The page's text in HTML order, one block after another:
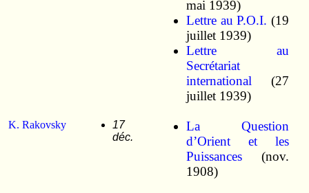
mai 1939)
Lettre au P.O.I. (19
juillet 1939)
Lettre au
Secrétariat
international (27
juillet 1939)
K. Rakovsky
17
déc.
La Question
d’Orient et les
Puissances(nov.
1908)